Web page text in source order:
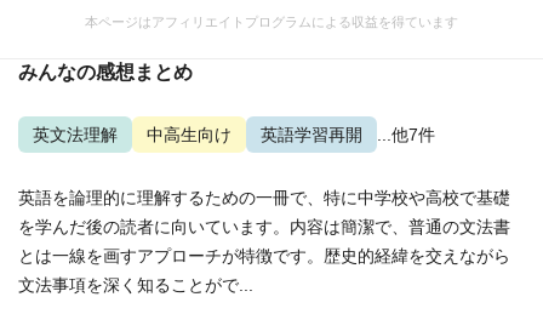
本ページはアフィリエイトプログラムによる収益を得ています
みんなの感想まとめ
英文法理解 中高生向け 英語学習再開 ...他7件
英語を論理的に理解するための一冊で、特に中学校や高校で基礎
を学んだ後の読者に向いています。内容は簡潔で、普通の文法書
とは一線を画すアプローチが特徴です。歴史的経緯を交えながら
文法事項を深く知ることがで...